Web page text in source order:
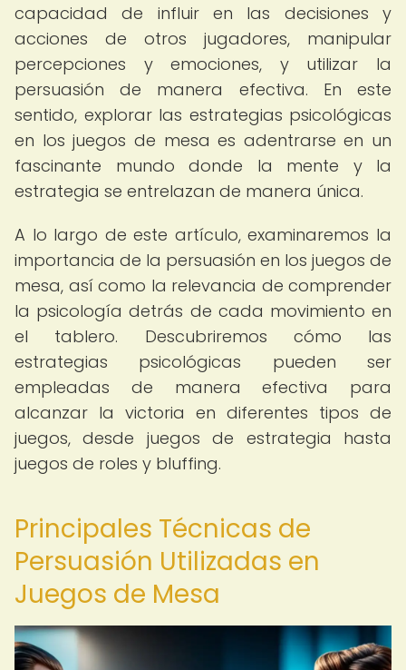
capacidad de influir en las decisiones y
acciones de otros jugadores, manipular
percepciones y emociones, y utilizar la
persuasión de manera efectiva. En este
sentido, explorar las estrategias psicológicas
en los juegos de mesa es adentrarse en un
fascinante mundo donde la mente y la
estrategia se entrelazan de manera única.
A lo largo de este artículo, examinaremos la
importancia de la persuasión en los juegos de
mesa, así como la relevancia de comprender
la psicología detrás de cada movimiento en
el tablero. Descubriremos cómo las
estrategias psicológicas pueden ser
empleadas de manera efectiva para
alcanzar la victoria en diferentes tipos de
juegos, desde juegos de estrategia hasta
juegos de roles y bluffing.
Principales Técnicas de
Persuasión Utilizadas en
Juegos de Mesa